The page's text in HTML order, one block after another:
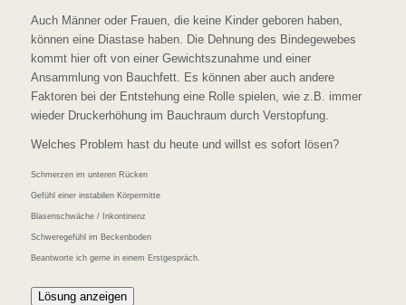
Auch Männer oder Frauen, die keine Kinder geboren haben,
können eine Diastase haben. Die Dehnung des Bindegewebes
kommt hier oft von einer Gewichtszunahme und einer
Ansammlung von Bauchfett. Es können aber auch andere
Faktoren bei der Entstehung eine Rolle spielen, wie z.B. immer
wieder Druckerhöhung im Bauchraum durch Verstopfung.
Welches Problem hast du heute und willst es sofort lösen?
Schmerzen im unteren Rücken
Gefühl einer instabilen Körpermitte
Blasenschwäche / Inkontinenz
Schweregefühl im Beckenboden
Beantworte ich gerne in einem Erstgespräch.
Lösung anzeigen